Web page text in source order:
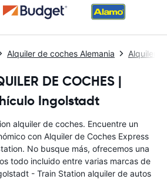
Alquiler de coches Alemania Alquiler
DE COCHES |
Ingolstadt
alquiler de coches. Encuentre un
con Alquiler de Coches Express
No busque más, ofrecemos una
todo incluido entre varias marcas de
- Train Station alquiler de autos